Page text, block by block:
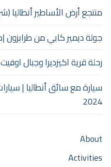
منتجع أرض الأساطير أنطاليا
جولة ديمير كابي من
رحلة قرية اكيزديرا وجبال
سيارة مع سائق أنطاليا |
2024
About
Activities